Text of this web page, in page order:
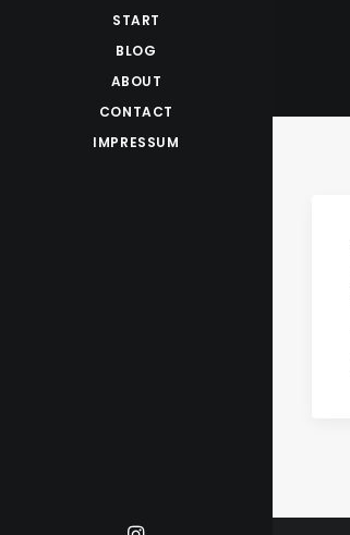
START
BLOG
ABOUT
CONTACT
IMPRESSUM